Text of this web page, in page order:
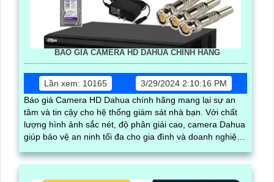
BÁO GIÁ CAMERA HD DAHUA CHÍNH HÃNG
Lần xem: 10165
3/29/2024 2:10:16 PM
Báo giá Camera HD Dahua chính hãng mang lại sự an
tâm và tin cậy cho hệ thống giám sát nhà bạn. Với chất
lượng hình ảnh sắc nét, độ phân giải cao, camera Dahua
giúp bảo vệ an ninh tối đa cho gia đình và doanh nghiệp